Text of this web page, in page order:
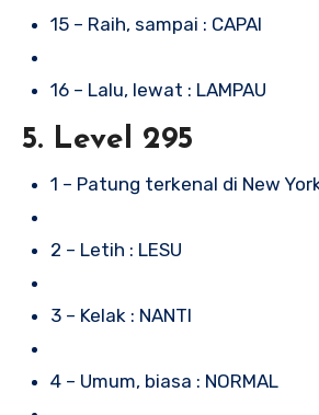
15 – Raih, sampai : CAPAI
16 – Lalu, lewat : LAMPAU
5. Level 295
1 – Patung terkenal di New
2 – Letih : LESU
3 – Kelak : NANTI
4 – Umum, biasa : NORMAL